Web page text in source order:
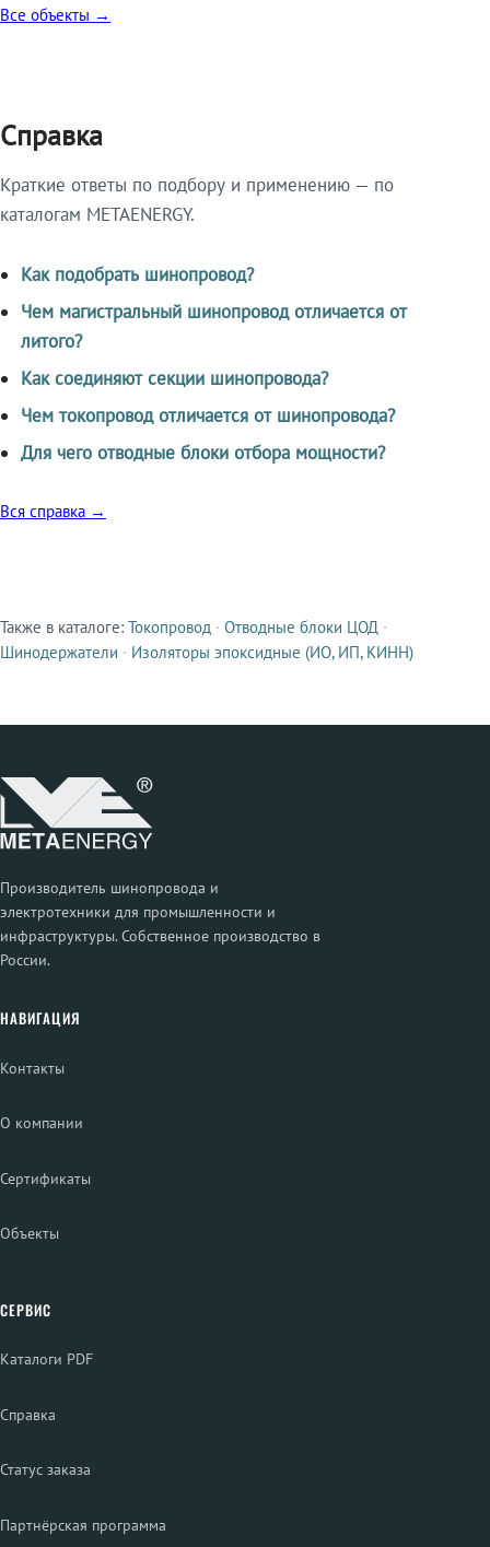
Все объекты →
Справка
Краткие ответы по подбору и применению — по
каталогам METAENERGY.
Как подобрать шинопровод?
Чем магистральный шинопровод отличается от
литого?
Как соединяют секции шинопровода?
Чем токопровод отличается от шинопровода?
Для чего отводные блоки отбора мощности?
Вся справка →
Смежные продукты
Также в каталоге: Токопровод · Отводные блоки ЦОД ·
Шинодержатели · Изоляторы эпоксидные (ИО, ИП, КИНН)
Производитель шинопровода и
электротехники для промышленности и
инфраструктуры. Собственное производство в
России.
НАВИГАЦИЯ
Контакты
О компании
Сертификаты
Объекты
СЕРВИС
Каталоги PDF
Справка
Статус заказа
Партнёрская программа